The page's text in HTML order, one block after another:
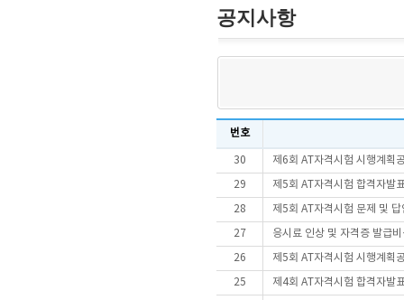
공지사항
번호
30 제6회 AT자격시험 시행계획
29 제5회 AT자격시험 합격자발
28 제5회 AT자격시험 문제 및 답
27 응시료 인상 및 자격증 발급비
26 제5회 AT자격시험 시행계획
25 제4회 AT자격시험 합격자발